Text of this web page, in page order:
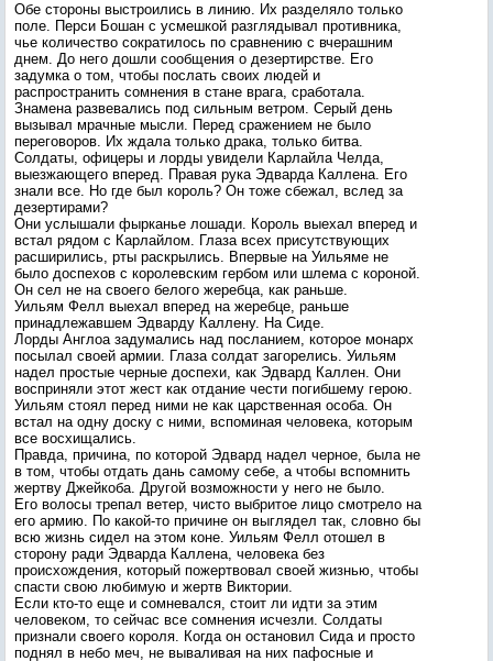
Обе стороны выстроились в линию. Их разделяло только
поле. Перси Бошан с усмешкой разглядывал противника,
чье количество сократилось по сравнению с вчерашним
днем. До него дошли сообщения о дезертирстве. Его
задумка о том, чтобы послать своих людей и
распространить сомнения в стане врага, сработала.
Знамена развевались под сильным ветром. Серый день
вызывал мрачные мысли. Перед сражением не было
переговоров. Их ждала только драка, только битва.
Солдаты, офицеры и лорды увидели Карлайла Челда,
выезжающего вперед. Правая рука Эдварда Каллена. Его
знали все. Но где был король? Он тоже сбежал, вслед за
дезертирами?
Они услышали фырканье лошади. Король выехал вперед и
встал рядом с Карлайлом. Глаза всех присутствующих
расширились, рты раскрылись. Впервые на Уильяме не
было доспехов с королевским гербом или шлема с короной.
Он сел не на своего белого жеребца, как раньше.
Уильям Фелл выехал вперед на жеребце, раньше
принадлежавшем Эдварду Каллену. На Сиде.
Лорды Англоа задумались над посланием, которое монарх
посылал своей армии. Глаза солдат загорелись. Уильям
надел простые черные доспехи, как Эдвард Каллен. Они
восприняли этот жест как отдание чести погибшему герою.
Уильям стоял перед ними не как царственная особа. Он
встал на одну доску с ними, вспоминая человека, которым
все восхищались.
Правда, причина, по которой Эдвард надел черное, была не
в том, чтобы отдать дань самому себе, а чтобы вспомнить
жертву Джейкоба. Другой возможности у него не было.
Его волосы трепал ветер, чисто выбритое лицо смотрело на
его армию. По какой-то причине он выглядел так, словно бы
всю жизнь сидел на этом коне. Уильям Фелл отошел в
сторону ради Эдварда Каллена, человека без
происхождения, который пожертвовал своей жизнью, чтобы
спасти свою любимую и жертв Виктории.
Если кто-то еще и сомневался, стоит ли идти за этим
человеком, то сейчас все сомнения исчезли. Солдаты
признали своего короля. Когда он остановил Сида и просто
поднял в небо меч, не вываливая на них пафосные и